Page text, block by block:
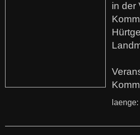
in der
laenge: